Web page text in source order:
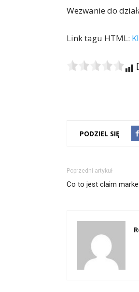
Wezwanie do
Link tagu HTML:
PODZIEL SIĘ
Poprzedni artykuł
Co to jest claim